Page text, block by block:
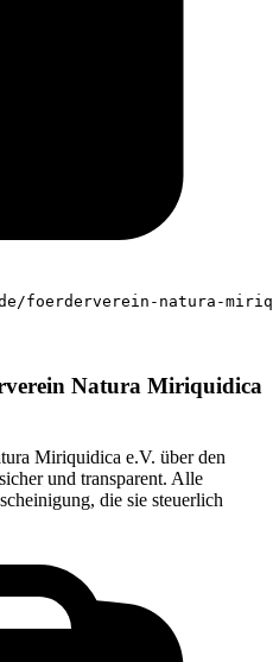
foerderverein-natura-
Natura Miriquidica
Miriquidica e.V. über den
und transparent. Alle
die sie steuerlich